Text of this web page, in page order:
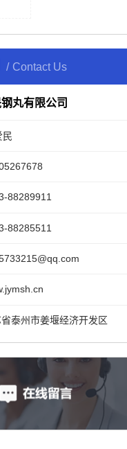
Contact Us
丸有限公司
民
88289911
88285511
泰州市姜堰经济开发区